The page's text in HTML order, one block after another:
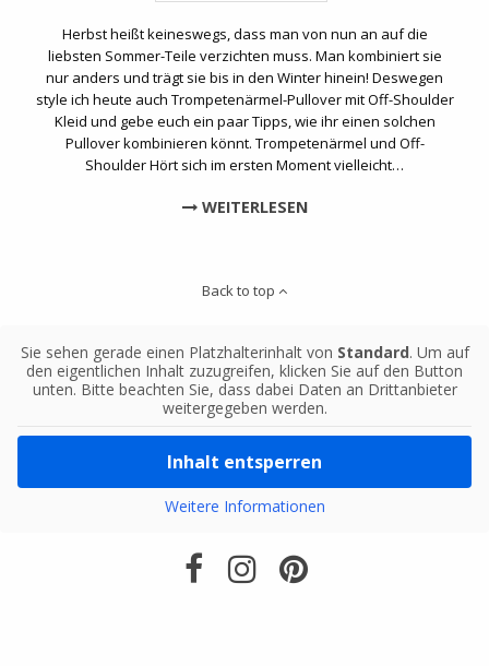
Herbst heißt keineswegs, dass man von nun an auf die
liebsten Sommer-Teile verzichten muss. Man kombiniert sie
nur anders und trägt sie bis in den Winter hinein! Deswegen
style ich heute auch Trompetenärmel-Pullover mit Off-Shoulder
Kleid und gebe euch ein paar Tipps, wie ihr einen solchen
Pullover kombinieren könnt. Trompetenärmel und Off-
Shoulder Hört sich im ersten Moment vielleicht…
WEITERLESEN
Back to top
Sie sehen gerade einen Platzhalterinhalt von Standard. Um auf
den eigentlichen Inhalt zuzugreifen, klicken Sie auf den Button
unten. Bitte beachten Sie, dass dabei Daten an Drittanbieter
weitergegeben werden.
Inhalt entsperren
Weitere Informationen